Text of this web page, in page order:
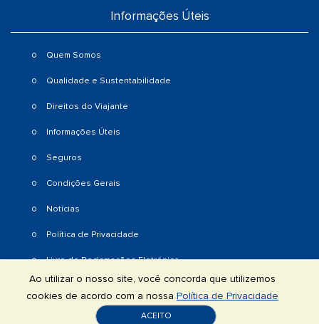
Informações Úteis
Quem Somos
Qualidade e Sustentabilidade
Direitos do Viajante
Informações Úteis
Seguros
Condições Gerais
Notícias
Política de Privacidade
Livro de Reclamações Eletrónico
© 2025 Lusanova Travel Group | RNAVT 1739 | Todos os direitos
Ao utilizar o nosso site, você concorda que utilizemos
cookies de acordo com a nossa Política de Privacidade
ACEITO